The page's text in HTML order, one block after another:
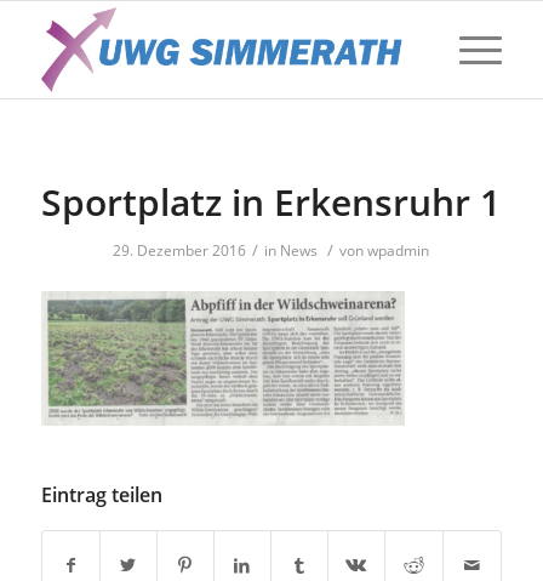
Sportplatz in Erkensruhr 1
29. Dezember 2016 / in News / vonwpadmin
Eintrag teilen